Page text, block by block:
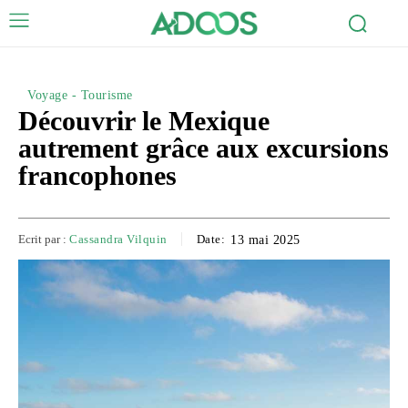
Voyage - Tourisme
Découvrir le Mexique
autrement grâce aux excursions
francophones
Ecrit par : Cassandra Vilquin Date: 13 mai 2025